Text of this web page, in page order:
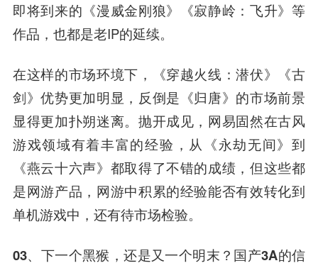
即将到来的《漫威金刚狼》《寂静岭：飞升》等
作品，也都是老IP的延续。
在这样的市场环境下， 《穿越火线 ：潜伏》《古
剑》优势更加明显，反倒是《归唐》的市场前景
显得更加扑朔迷离。抛开成见，网易固然在古风
游戏领域有着丰富的经验，从《永劫无间》到
《燕云十六声》都取得了不错的成绩，但这些都
是网游产品，网游中积累的经验能否有效转化到
单机游戏中，还有待市场检验。
03、下一个黑猴，还是又一个明末？国产3A的信